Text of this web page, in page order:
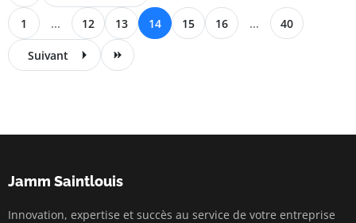
1 ... 12 13 14 15 16 ... 40
Suivant
Jamm Saintlouis
Innovation, expertise et succès au service de votre entreprise